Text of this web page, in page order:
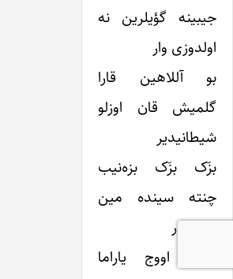
جیبینه گؤیلرین نه
اولدوزی وار
بو آللاهین قارا
گلمیش قان اوزلو
شیطانیدیر
بزَک بزَک بزه‌نیب
چنته سینده مین
اوزی وار
اووج، اووج یاراما